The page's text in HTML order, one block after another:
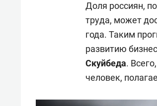
Доля россиян,
труда, может
года. Таким
развитию
Скуйбеда.
человек,
Оставить шум за волной:
строят тишину в
ЖК «Заря»